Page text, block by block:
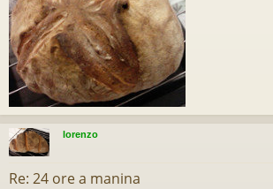
l
e
g
g
e
r
e
lorenzo
Re: 24 ore a manina